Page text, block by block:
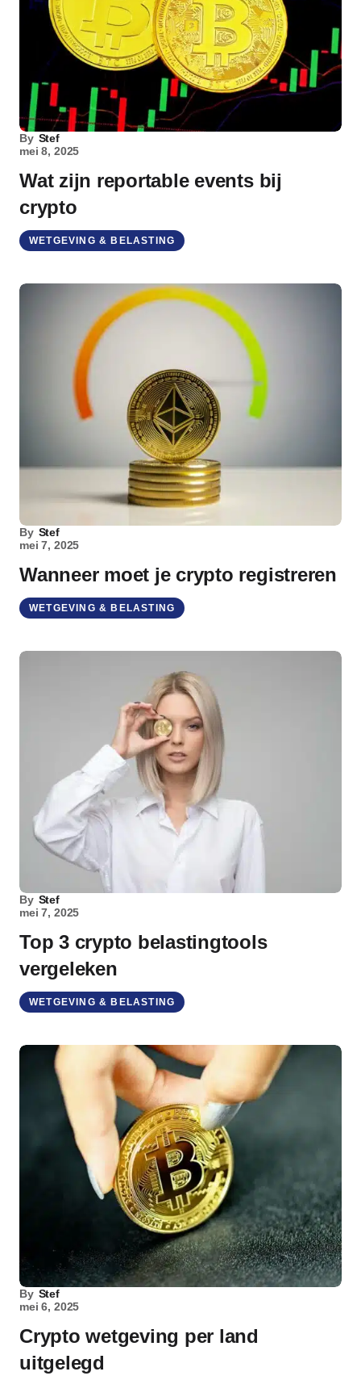
By Stef
mei 8, 2025
Wat zijn reportable events bij
crypto
WETGEVING & BELASTING
By Stef
mei 7, 2025
Wanneer moet je crypto registreren
WETGEVING & BELASTING
By Stef
mei 7, 2025
Top 3 crypto belastingtools
vergeleken
WETGEVING & BELASTING
By Stef
mei 6, 2025
Crypto wetgeving per land
uitgelegd